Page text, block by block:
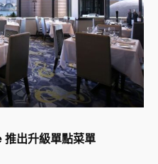
出升級單點菜單